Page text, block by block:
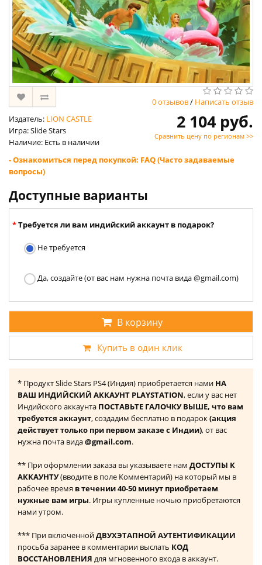
0 отзывов/ Написать отзыв
Издатель: LION CASTLE
Игра: Slide Stars
Наличие: Есть в наличии
2 104 руб.
Сравнить цену по регионам >>
- Ознакомиться перед покупкой: FAQ (Часто задаваемые
вопросы)
Доступные варианты
Требуется ли вам индийский аккаунт в подарок?
Не требуется
Да, создайте (от вас нам нужна почта вида @gmail.com)
В корзину
Купить в один клик
* Продукт Slide Stars PS4 (Индия) приобретается нами НА
ВАШ ИНДИЙСКИЙ АККАУНТ PLAYSTATION, если у вас нет
Индийского аккаунта ПОСТАВЬТЕ ГАЛОЧКУ ВЫШЕ, что вам
требуется аккаунт, создадим бесплатно в подарок(акция
действует только при первом заказе с Индии), от вас
нужна почта вида@gmail.com.
** При оформлении заказа вы указываете нам ДОСТУПЫ К
АККАУНТУ(вводите в поле Комментарий) на который мы в
рабочее время в течении 40-50 минут приобретаем
нужные вам игры. Игры купленные ночью приобретаются
нами утром.
*** При включеннойДВУХЭТАПНОЙ АУТЕНТИФИКАЦИИ
просьба заранее в комментарии выслать КОД
ВОССТАНОВЛЕНИЯ для мгновенного входа в аккаунт.